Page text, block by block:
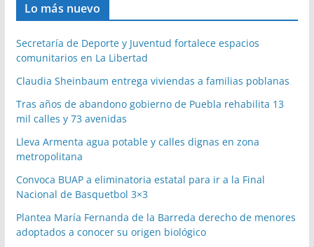
Lo más nuevo
Secretaría de Deporte y Juventud fortalece espacios
comunitarios en La Libertad
Claudia Sheinbaum entrega viviendas a familias poblanas
Tras años de abandono gobierno de Puebla rehabilita 13
mil calles y 73 avenidas
Lleva Armenta agua potable y calles dignas en zona
metropolitana
Convoca BUAP a eliminatoria estatal para ir a la Final
Nacional de Basquetbol 3×3
Plantea María Fernanda de la Barreda derecho de menores
adoptados a conocer su origen biológico